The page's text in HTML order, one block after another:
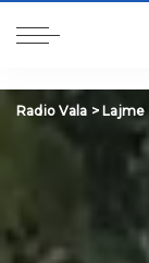
Radio Vala > Lajme